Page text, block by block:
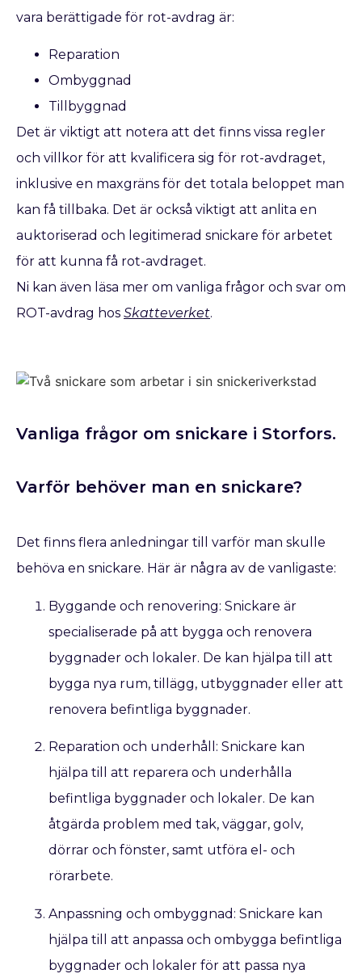
vara berättigade för rot-avdrag är:
Reparation
Ombyggnad
Tillbyggnad
Det är viktigt att notera att det finns vissa regler
och villkor för att kvalificera sig för rot-avdraget,
inklusive en maxgräns för det totala beloppet man
kan få tillbaka. Det är också viktigt att anlita en
auktoriserad och legitimerad snickare för arbetet
för att kunna få rot-avdraget.
Ni kan även läsa mer om vanliga frågor och svar om
ROT-avdrag hos Skatteverket.
Vanliga frågor om snickare i Storfors.
Varför behöver man en snickare?
Det finns flera anledningar till varför man skulle
behöva en snickare. Här är några av de vanligaste:
Byggande och renovering: Snickare är
specialiserade på att bygga och renovera
byggnader och lokaler. De kan hjälpa till att
bygga nya rum, tillägg, utbyggnader eller att
renovera befintliga byggnader.
Reparation och underhåll: Snickare kan
hjälpa till att reparera och underhålla
befintliga byggnader och lokaler. De kan
åtgärda problem med tak, väggar, golv,
dörrar och fönster, samt utföra el- och
rörarbete.
Anpassning och ombyggnad: Snickare kan
hjälpa till att anpassa och ombygga befintliga
byggnader och lokaler för att passa nya